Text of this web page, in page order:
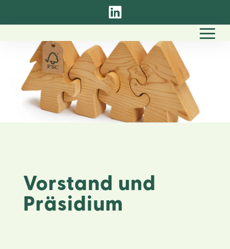

Vorstand und
Präsidium